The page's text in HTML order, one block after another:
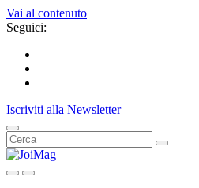
Vai al contenuto
Seguici:
Iscriviti alla Newsletter